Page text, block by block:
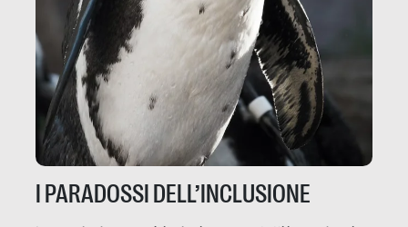
I PARADOSSI DELL’INCLUSIONE